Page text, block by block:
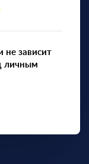
не зависит
личным